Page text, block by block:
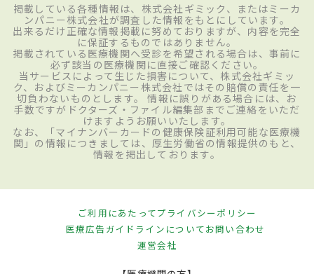
掲載している各種情報は、株式会社ギミック、またはミーカ
ンパニー株式会社が調査した情報をもとにしています。
出来るだけ正確な情報掲載に努めておりますが、内容を完全
に保証するものではありません。
掲載されている医療機関へ受診を希望される場合は、事前に
必ず該当の医療機関に直接ご確認ください。
当サービスによって生じた損害について、株式会社ギミッ
ク、およびミーカンパニー株式会社ではその賠償の責任を一
切負わないものとします。 情報に誤りがある場合には、お
手数ですがドクターズ・ファイル編集部までご連絡をいただ
けますようお願いいたします。
なお、「マイナンバーカードの健康保険証利用可能な医療機
関」の情報につきましては、厚生労働省の情報提供のもと、
情報を掲出しております。
ご利用にあたってプライバシーポリシー
医療広告ガイドラインについてお問い合わせ
運営会社